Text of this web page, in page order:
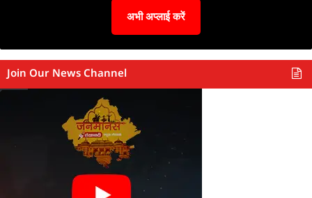
अभी अप्लाई करें
Join Our News Channel